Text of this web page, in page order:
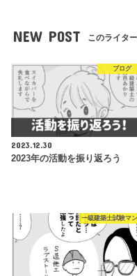
NEW POST このライタ
ブログ
2023.12.30
2023年の活動を振り返ろう
一級建築士試験マ